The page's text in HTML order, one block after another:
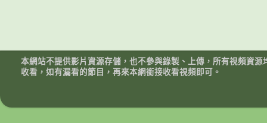
本網站不提供影片資源存儲，也不參與錄製、上傳，所有視頻資
收看，如有漏看的節目，再來本網銜接收看視頻即可。